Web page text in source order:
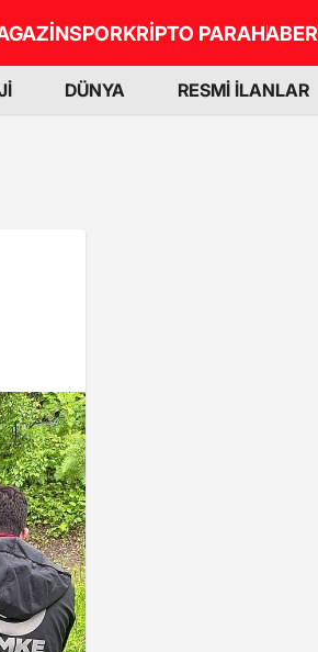
SPORKRİPTO PARAHABER
DÜNYA RESMİ İLANLAR